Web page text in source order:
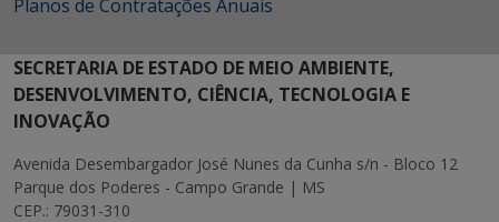
Planos de Contratações Anuais
SECRETARIA DE ESTADO DE MEIO AMBIENTE,
DESENVOLVIMENTO, CIÊNCIA, TECNOLOGIA E
INOVAÇÃO
Avenida Desembargador José Nunes da Cunha s/n - Bloco 12
Parque dos Poderes - Campo Grande | MS
CEP.: 79031-310